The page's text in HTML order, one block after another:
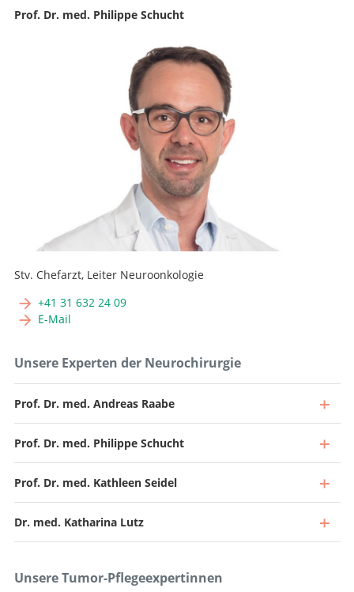
Prof. Dr. med. Philippe Schucht
Stv. Chefarzt, Leiter Neuroonkologie
+41 31 632 24 09
E-Mail
Unsere Experten der Neurochirurgie
Prof. Dr. med. Andreas Raabe
Prof. Dr. med. Philippe Schucht
Prof. Dr. med. Kathleen Seidel
Dr. med. Katharina Lutz
Unsere Tumor-Pflegeexpertinnen